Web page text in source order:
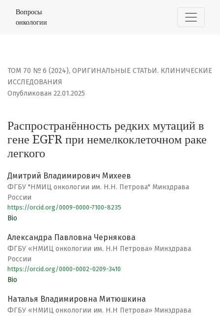
Распространённость редких мутаций в гене EGFR при
Вопросы
онкологии
ТОМ 70 № 6 (2024), ОРИГИНАЛЬНЫЕ СТАТЬИ. КЛИНИЧЕСКИЕ
ИССЛЕДОВАНИЯ
Распространённость редких мутаций в
гене EGFR при немелкоклеточном раке
легкого
Опубликован 22.01.2025
Дмитрий Владимирович Михеев
ФГБУ "НМИЦ онкологии им. Н.Н. Петрова" Минздрава
России
https://orcid.org/0009-0000-7100-8235
Bio
Александра Павловна Чернякова
ФГБУ «НМИЦ онкологии им. Н.Н Петрова» Минздрава
России
https://orcid.org/0000-0002-0209-3410
Bio
Наталья Владимировна Митюшкина
ФГБУ «НМИЦ онкологии им. Н.Н Петрова» Минздрава